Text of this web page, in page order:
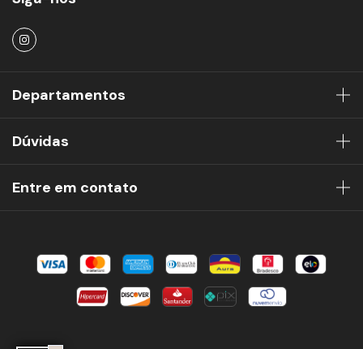
Departamentos
Dúvidas
Entre em contato